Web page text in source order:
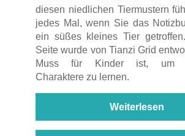
diesen niedlichen Tiermustern
jedes Mal, wenn Sie das
ein süßes kleines Tier
Seite wurde von Tianzi Grid
Muss für Kinder ist, um
Charaktere zu lernen.
Weiterlesen